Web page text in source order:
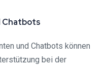
Chatbots
und Chatbots können
bei der